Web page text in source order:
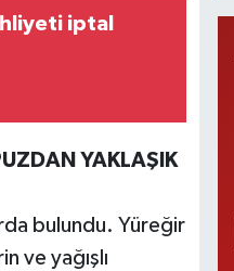
iptal
YAKLAŞIK
bulundu. Yüreğir
ve yağışlı